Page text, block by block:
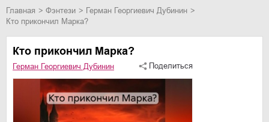
Главная фэнтези
Герман Георгиевич Дубинин
Кто прикончил Марка?
Кто прикончил Марка?
Герман Георгиевич Дубинин Поделиться